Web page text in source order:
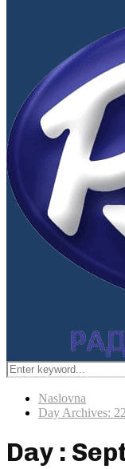
Primary
Search
for:
Naslovna
Day Archives:
Day :